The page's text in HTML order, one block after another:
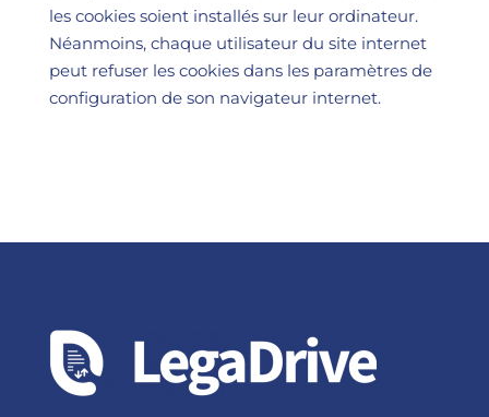
les cookies soient installés sur leur ordinateur.
Néanmoins, chaque utilisateur du site internet
peut refuser les cookies dans les paramètres de
configuration de son navigateur internet.